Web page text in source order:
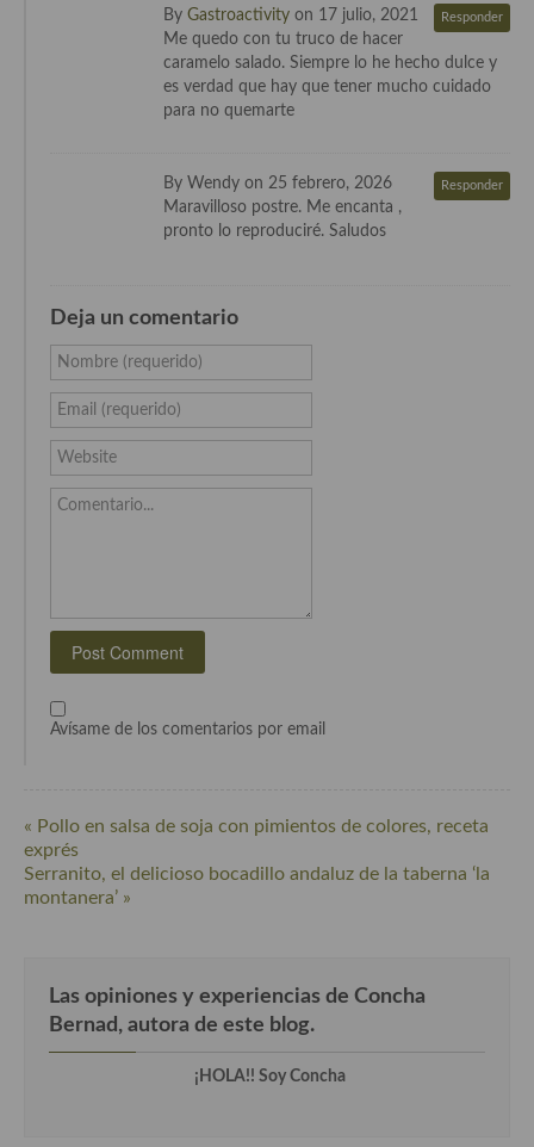
Cocina Holandesa
Cocina Italiana
Cocina Luxemburgo
Cocina Polaca
Cocina portuguesa
Cocina Suiza
Cocina Turca
By Gastroactivity on 17 julio, 2021 Responder
Me quedo con tu truco de hacer
caramelo salado. Siempre lo he hecho dulce y
es verdad que hay que tener mucho cuidado
para no quemarte
By Wendy on 25 febrero, 2026 Responder
Maravilloso postre. Me encanta ,
pronto lo reproduciré. Saludos
Deja un comentario
Nombre (requerido)
Email (requerido)
Website
Comentario...
Avísame de los comentarios por email
« Pollo en salsa de soja con pimientos de colores, receta
exprés
Serranito, el delicioso bocadillo andaluz de la taberna ‘la
montanera’ »
Las opiniones y experiencias de Concha
Bernad, autora de este blog.
¡HOLA!! Soy Concha